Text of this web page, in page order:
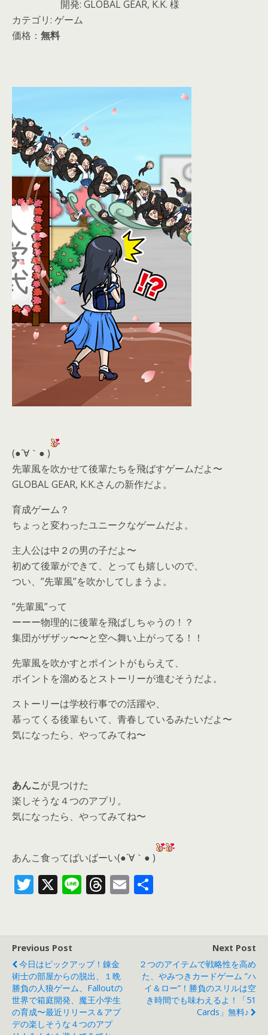
開発: GLOBAL GEAR, K.K. 様
カテゴリ: ゲーム
価格： 無料
(●´∀｀● )
先輩風を吹かせて後輩たちを飛ばすゲームだよ〜
GLOBAL GEAR, K.K.さんの新作だよ。
育成ゲーム？
ちょっと変わったユニークなゲームだよ。
主人公は中２の男の子だよ〜
初めて後輩ができて、とっても嬉しいので、
つい、”先輩風”を吹かしてしまうよ。
”先輩風”って
ーーー物理的に後輩を飛ばしちゃうの！？
集団がザザッ〜〜と空へ舞い上がってる！！
先輩風を吹かすとポイントがもらえて、
ポイントを溜めるとストーリーが進むそうだよ。
ストーリーは学校行事での活躍や、
慕ってくる後輩もいて、青春しているみたいだよ〜
気になったら、やってみてね〜
あんこが見つけた
楽しそうな４つのアプリ。
気になったら、 やってみてね〜
あんこ食ってばいばーい(●´∀｀● )
T
er
X Li T
d
s
E
Previous Post
今日はピックアップ！錬金
術士の部屋からの脱出、１晩
勝負の人狼ゲーム、Falloutの
世界で箱庭開発、魔王小学生
の育成〜最近リリース＆アプ
デの楽しそうな４つのアプ
Next Post
２つのアイテムで戦略性を高め
た、やみつきカードゲーム ”ハ
イ＆ロー”！勝負のスリルは空
き時間でも味わえるよ！「51
Cards」無料♪